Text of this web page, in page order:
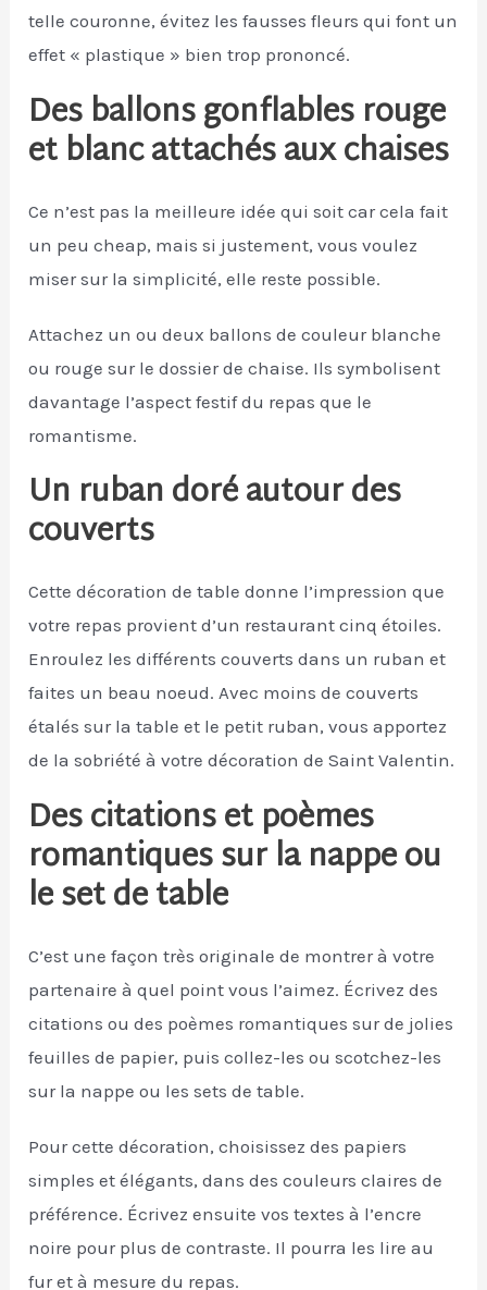
telle couronne, évitez les fausses fleurs qui font un
effet « plastique » bien trop prononcé.
Des ballons gonflables rouge
et blanc attachés aux chaises
Ce n’est pas la meilleure idée qui soit car cela fait
un peu cheap, mais si justement, vous voulez
miser sur la simplicité, elle reste possible.
Attachez un ou deux ballons de couleur blanche
ou rouge sur le dossier de chaise. Ils symbolisent
davantage l’aspect festif du repas que le
romantisme.
Un ruban doré autour des
couverts
Cette décoration de table donne l’impression que
votre repas provient d’un restaurant cinq étoiles.
Enroulez les différents couverts dans un ruban et
faites un beau noeud. Avec moins de couverts
étalés sur la table et le petit ruban, vous apportez
de la sobriété à votre décoration de Saint Valentin.
Des citations et poèmes
romantiques sur la nappe ou
le set de table
C’est une façon très originale de montrer à votre
partenaire à quel point vous l’aimez. Écrivez des
citations ou des poèmes romantiques sur de jolies
feuilles de papier, puis collez-les ou scotchez-les
sur la nappe ou les sets de table.
Pour cette décoration, choisissez des papiers
simples et élégants, dans des couleurs claires de
préférence. Écrivez ensuite vos textes à l’encre
noire pour plus de contraste. Il pourra les lire au
fur et à mesure du repas.